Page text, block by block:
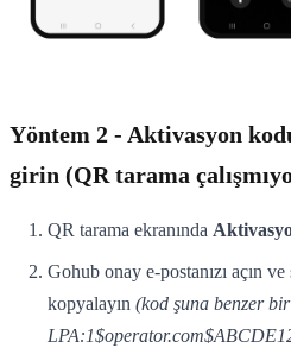
Yöntem 2 - Aktivasyon
girin (QR tarama
QR tarama ekranında
Gohub onay e-postanızı açın
kopyalayın (kod şuna benzer